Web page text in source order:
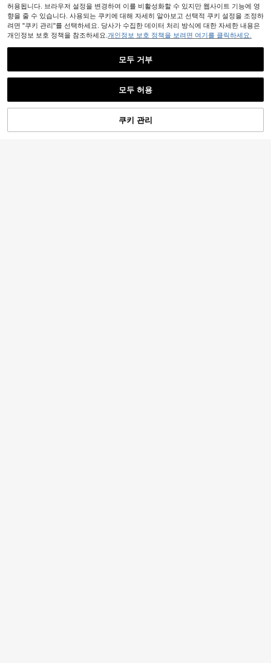
52% 할인!
허용됩니다. 브라우저 설정을 변경하여 이를 비활성화할 수 있지만 웹사이트 기능에 영
향을 줄 수 있습니다. 사용되는 쿠키에 대해 자세히 알아보고 선택적 쿠키 설정을 조정하
려면 "쿠키 관리"를 선택하세요. 당사가 수집한 데이터 처리 방식에 대한 자세한 내용은
개인정보 보호 정책을 참조하세요. 개인정보 보호 정책을 보려면 여기를 클릭하세요.
모두 거부
모두 허용
쿠키 관리